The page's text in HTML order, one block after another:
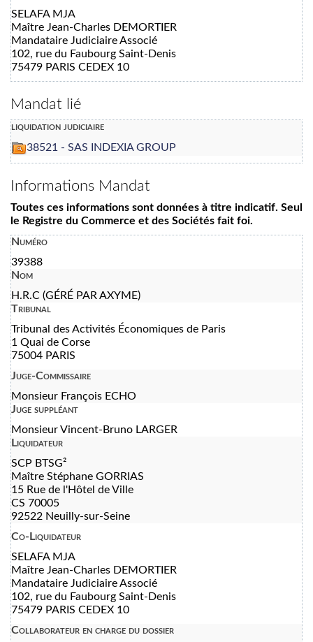
SELAFA MJA
Maître Jean-Charles DEMORTIER
Mandataire Judiciaire Associé
102, rue du Faubourg Saint-Denis
75479 PARIS CEDEX 10
Mandat lié
liquidation judiciaire
38521 - SAS INDEXIA GROUP
Informations Mandat
Toutes ces informations sont données à titre indicatif. Seul
le Registre du Commerce et des Sociétés fait foi.
Numéro
39388
Nom
H.R.C (GÉRÉ PAR AXYME)
Tribunal
Tribunal des Activités Économiques de Paris
1 Quai de Corse
75004 PARIS
Juge-Commissaire
Monsieur François ECHO
Juge suppléant
Monsieur Vincent-Bruno LARGER
Liquidateur
SCP BTSG²
Maître Stéphane GORRIAS
15 Rue de l'Hôtel de Ville
CS 70005
92522 Neuilly-sur-Seine
Co-Liquidateur
SELAFA MJA
Maître Jean-Charles DEMORTIER
Mandataire Judiciaire Associé
102, rue du Faubourg Saint-Denis
75479 PARIS CEDEX 10
Collaborateur en charge du dossier